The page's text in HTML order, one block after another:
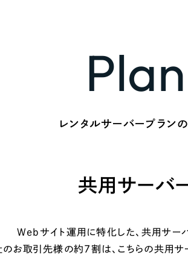
Plan
レンタルサーバープラン
共用サーバ
Webサイト運用に特化した、共用サー
のお取引先様の約7割は、こちらの共用サ